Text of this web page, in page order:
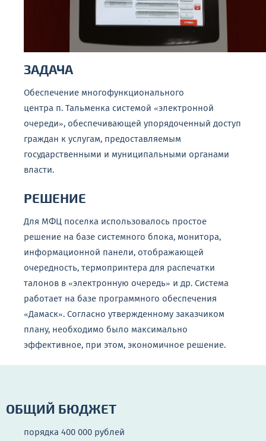
ЗАДАЧА
Обеспечение многофункционального
центра п. Тальменка системой «электронной
очереди», обеспечивающей упорядоченный доступ
граждан к услугам, предоставляемым
государственными и муниципальными органами
власти.
РЕШЕНИЕ
Для МФЦ поселка использовалось простое
решение на базе системного блока, монитора,
информационной панели, отображающей
очередность, термопринтера для распечатки
талонов в «электронную очередь» и др. Система
работает на базе программного обеспечения
«Дамаск». Согласно утвержденному заказчиком
плану, необходимо было максимально
эффективное, при этом, экономичное решение.
ОБЩИЙ БЮДЖЕТ
порядка 400 000 рублей